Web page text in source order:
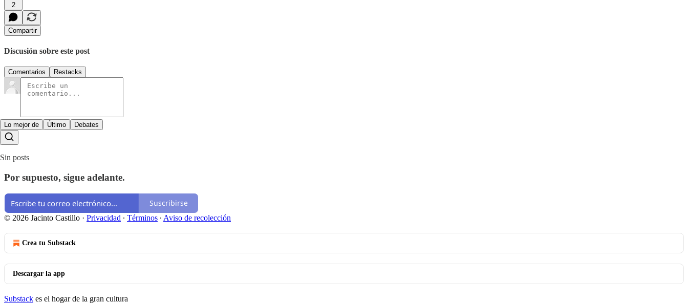
2
Compartir
Discusión sobre este post
Comentarios Restacks
Lo mejor de Último Debates
Sin posts
Por supuesto, sigue adelante.
Suscribirse
© 2026 Jacinto Castillo · Privacidad ∙ Términos ∙ Aviso de recolección
Crea tu Substack
Descargar la app
Substack es el hogar de la gran cultura